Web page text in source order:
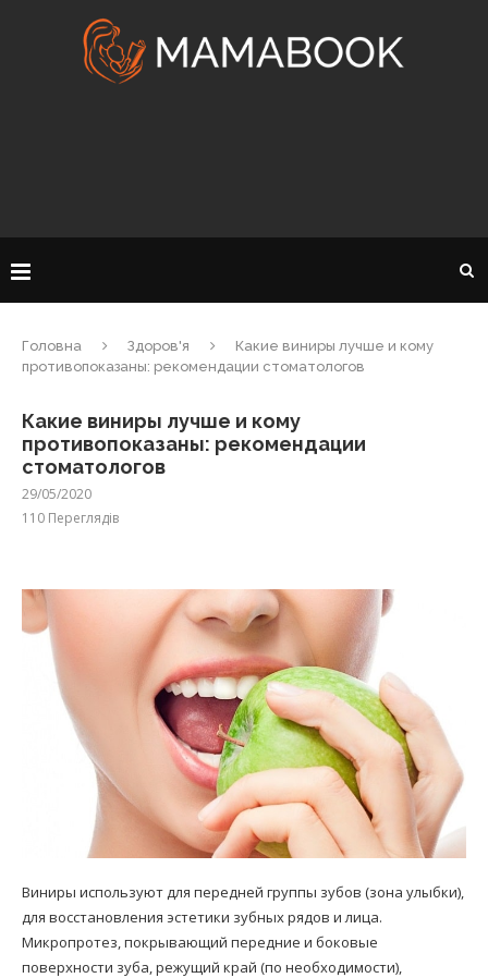
Головна Здоров'я
Какие виниры лучше и кому
противопоказаны: рекомендации стоматологов
Какие виниры лучше и кому
противопоказаны: рекомендации
стоматологов
29/05/2020
110 Переглядів
Виниры используют для передней группы зубов (зона улыбки),
для восстановления эстетики зубных рядов и лица.
Микропротез, покрывающий передние и боковые
поверхности зуба, режущий край (по необходимости),